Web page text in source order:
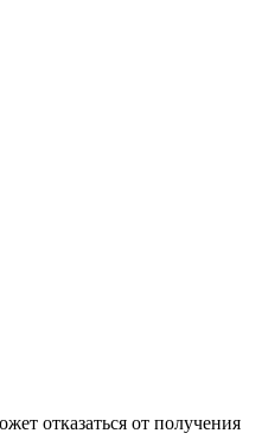
отказаться от получения